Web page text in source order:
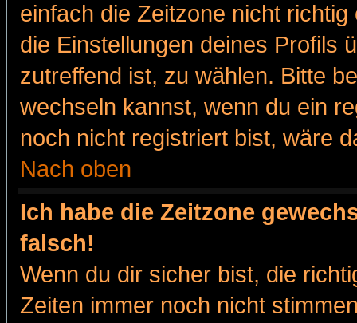
einfach die Zeitzone nicht
die Einstellungen deines Profils
zutreffend ist, zu wählen. Bitte
wechseln kannst, wenn du ein
noch nicht registriert bist, wäre
Nach oben
Ich habe die Zeitzone
falsch!
Wenn du dir sicher bist, die
Zeiten immer noch nicht